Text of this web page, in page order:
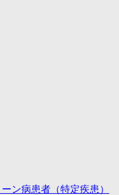
ン病患者（特定疾患）